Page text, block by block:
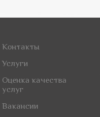
Контакты
Услуги
Оценка качества
услуг
Вакансии